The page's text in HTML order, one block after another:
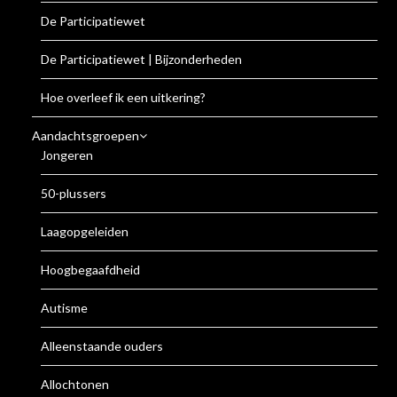
De Participatiewet
De Participatiewet | Bijzonderheden
Hoe overleef ik een uitkering?
Aandachtsgroepen
Jongeren
50-plussers
Laagopgeleiden
Hoogbegaafdheid
Autisme
Alleenstaande ouders
Allochtonen